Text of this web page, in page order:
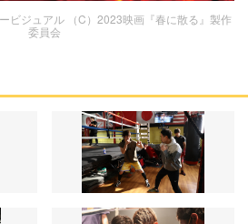
ビジュアル （C）2023映画『春に散る』製作
委員会